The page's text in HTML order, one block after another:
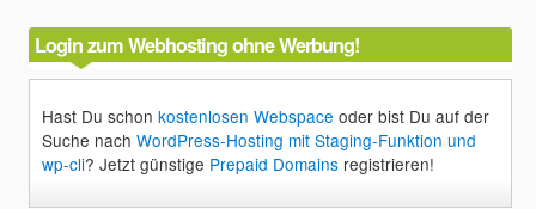
Login zum Webhosting ohne Werbung!
Hast Du schonkostenlosen Webspace oder bist Du auf der
Suche nachWordPress-Hosting mit Staging-Funktion und
wp-cli? Jetzt günstige Prepaid Domains registrieren!